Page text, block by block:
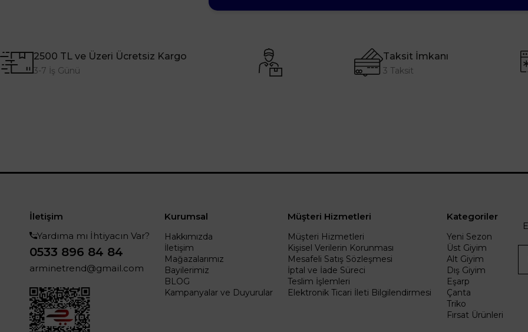
2500 TL ve Üzeri Ücretsiz Kargo
3-7 İş Günü
Taksit İmkanı
3 Taksit
İletişim
Yardıma mı İhtiyacın Var?
0533 896 84 84
arminetrend@gmail.com
Kurumsal
Hakkımızda
İletişim
Mağazalarımız
Bayilerimiz
BLOG
Kampanyalar ve Duyurular
Müşteri Hizmetleri
Müşteri Hizmetleri
Kişisel Verilerin Korunması
Mesafeli Satış Sözleşmesi
İptal ve İade Süreci
Teslim İşlemleri
Elektronik Ticari İleti Bilgilendirmesi
Kategoriler
Yeni Sezon
Üst Giyim
Alt Giyim
Dış Giyim
Eşarp
Çanta
Triko
Fırsat Ürünleri